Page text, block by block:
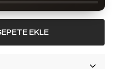
EKLE